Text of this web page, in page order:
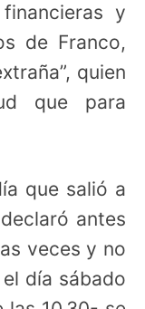
y
de Franco,
quien
que para
que salió a
antes
veces y no
día sábado